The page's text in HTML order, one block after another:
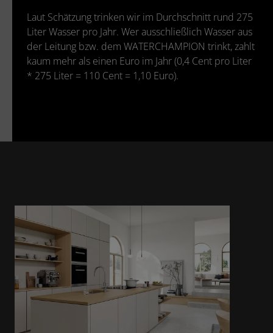
Laut Schätzung trinken wir im Durchschnitt rund 275
Liter Wasser pro Jahr. Wer ausschließlich Wasser aus
der Leitung bzw. dem WATERCHAMPION trinkt, zahlt
kaum mehr als einen Euro im Jahr (0,4 Cent pro Liter
* 275 Liter = 110 Cent = 1,10 Euro).